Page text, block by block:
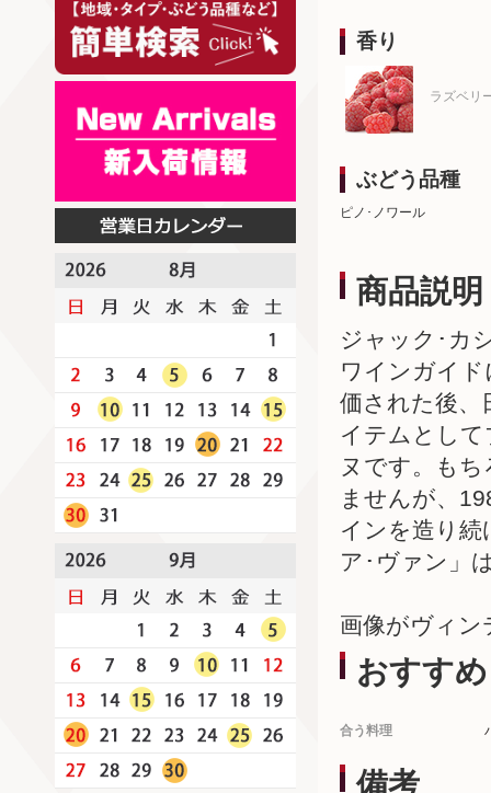
香り
ラズベリ
ぶどう品種
ピノ･ノワール
商品説明
ジャック･カ
ワインガイ
価された後、
イテムとし
ヌです。も
ませんが、
インを造り続
ア･ヴァン」
画像がヴィン
おすすめ
合う料理
備考